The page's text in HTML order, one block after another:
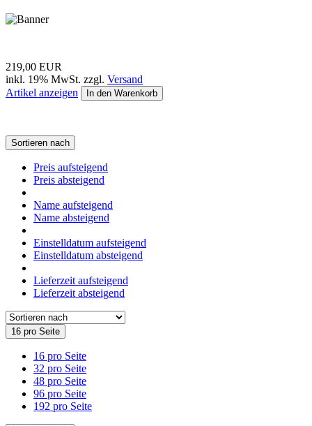
219,00 EUR
inkl. 19% MwSt. zzgl. Versand
Artikel anzeigen
In den Warenkorb
Sortieren nach
Preis aufsteigend
Preis absteigend
Name aufsteigend
Name absteigend
Einstelldatum aufsteigend
Einstelldatum absteigend
Lieferzeit aufsteigend
Lieferzeit absteigend
16 pro Seite
16 pro Seite
32 pro Seite
48 pro Seite
96 pro Seite
192 pro Seite